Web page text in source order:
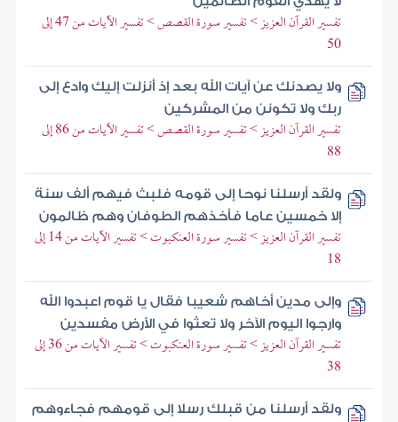
تفسير القرآن العزيز > تفسير سورة القصص > تفسير الآيات من 47 إلى
50
ولا يصدنك عن آيات الله بعد إذ أنزلت إليك وادع إلى
ربك ولا تكونن من المشركين
تفسير القرآن العزيز > تفسير سورة القصص > تفسير الآيات من 86 إلى
88
ولقد أرسلنا نوحا إلى قومه فلبث فيهم ألف سنة
إلا خمسين عاما فأخذهم الطوفان وهم ظالمون
تفسير القرآن العزيز > تفسير سورة العنكبوت > تفسير الآيات من 14 إلى
18
وإلى مدين أخاهم شعيبا فقال يا قوم اعبدوا الله
وارجوا اليوم الآخر ولا تعثوا في الأرض مفسدين
تفسير القرآن العزيز > تفسير سورة العنكبوت > تفسير الآيات من 36 إلى
38
ولقد أرسلنا من قبلك رسلا إلى قومهم فجاءوهم